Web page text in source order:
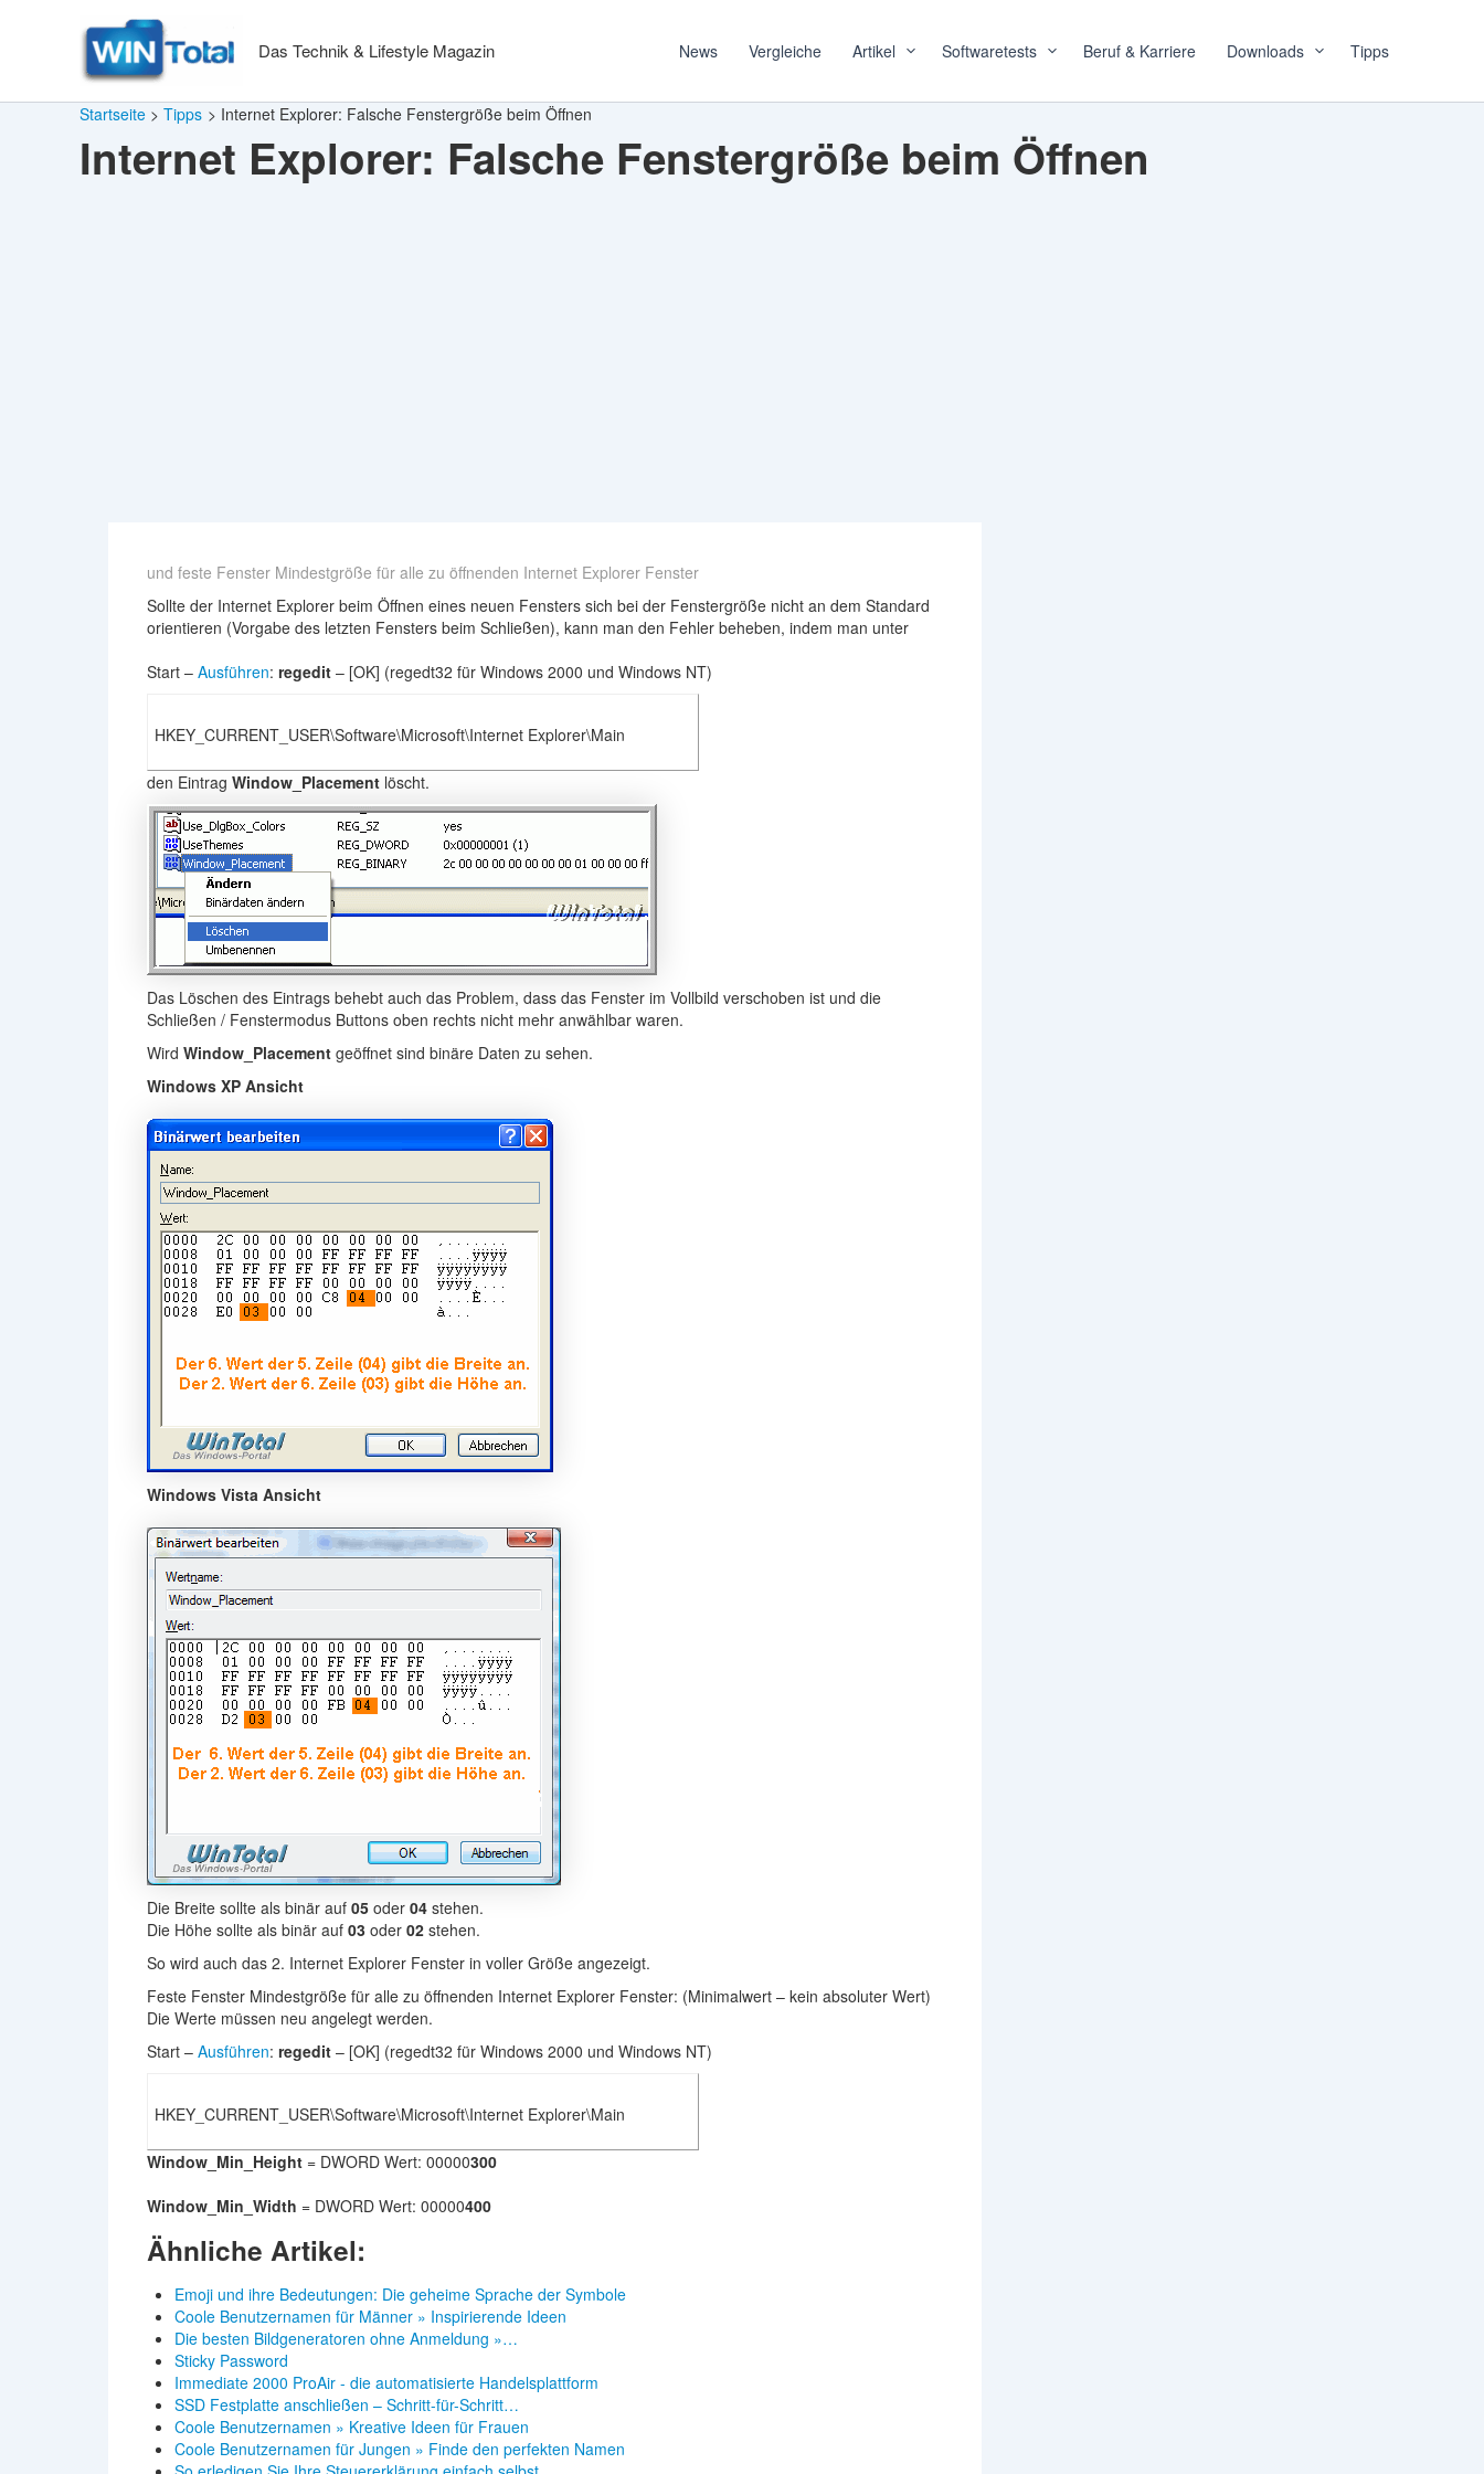
Das Technik & Lifestyle Magazin News Vergleiche Artikel Softwaretests Beruf & Karriere Downloads Tipps
Startseite Tipps Internet Explorer: Falsche Fenstergröße beim Öffnen
Internet Explorer: Falsche Fenstergröße beim Öffnen
und feste Fenster Mindestgröße für alle zu öffnenden Internet Explorer Fenster
Sollte der Internet Explorer beim Öffnen eines neuen Fensters sich bei der Fenstergröße nicht an dem Standard
orientieren (Vorgabe des letzten Fensters beim Schließen), kann man den Fehler beheben, indem man unter
Start – Ausführen: regedit– [OK] (regedt32 für Windows 2000 und Windows NT)
HKEY_CURRENT_USER\Software\Microsoft\Internet Explorer\Main
den Eintrag Window_Placementlöscht.
Das Löschen des Eintrags behebt auch das Problem, dass das Fenster im Vollbild verschoben ist und die
Schließen / Fenstermodus Buttons oben rechts nicht mehr anwählbar waren.
Wird Window_Placementgeöffnet sind binäre Daten zu sehen.
Windows XP Ansicht
Windows Vista Ansicht
Die Breite sollte als binär auf 05oder 04stehen.
Die Höhe sollte als binär auf 03oder 02stehen.
So wird auch das 2. Internet Explorer Fenster in voller Größe angezeigt.
Feste Fenster Mindestgröße für alle zu öffnenden Internet Explorer Fenster: (Minimalwert – kein absoluter Wert)
Die Werte müssen neu angelegt werden.
Start – Ausführen: regedit– [OK] (regedt32 für Windows 2000 und Windows NT)
HKEY_CURRENT_USER\Software\Microsoft\Internet Explorer\Main
Window_Min_Height= DWORD Wert: 00000300
Window_Min_Width = DWORD Wert: 00000400
Ähnliche Artikel:
Emoji und ihre Bedeutungen: Die geheime Sprache der Symbole
Coole Benutzernamen für Männer » Inspirierende Ideen
Die besten Bildgeneratoren ohne Anmeldung »…
Sticky Password
Immediate 2000 ProAir - die automatisierte Handelsplattform
SSD Festplatte anschließen – Schritt-für-Schritt…
Coole Benutzernamen » Kreative Ideen für Frauen
Coole Benutzernamen für Jungen » Finde den perfekten Namen